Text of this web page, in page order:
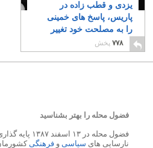
یزدی و قطب زاده در
پاریس، پاسخ های خمینی
را به مصلحت خود تغییر
می دادند
۷۷۸ پخش
فضول محله را بهتر بشناسید
فضول محله در
نارسایی های سیاسی و فرهنگی